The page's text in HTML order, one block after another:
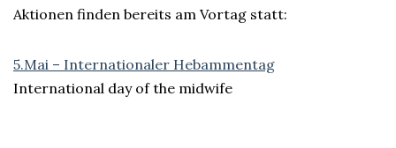
Aktionen finden bereits am Vortag statt:
5.Mai – Internationaler Hebammentag
International day of the midwife